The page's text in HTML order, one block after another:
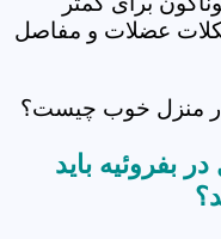
عضلات و مفاصل
در منزل خوب چیست؟
بفروئیه باید